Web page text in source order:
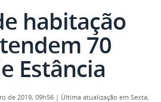
habitação
70
Estância
de 2019, 09h56 | Última atualização em Sexta,